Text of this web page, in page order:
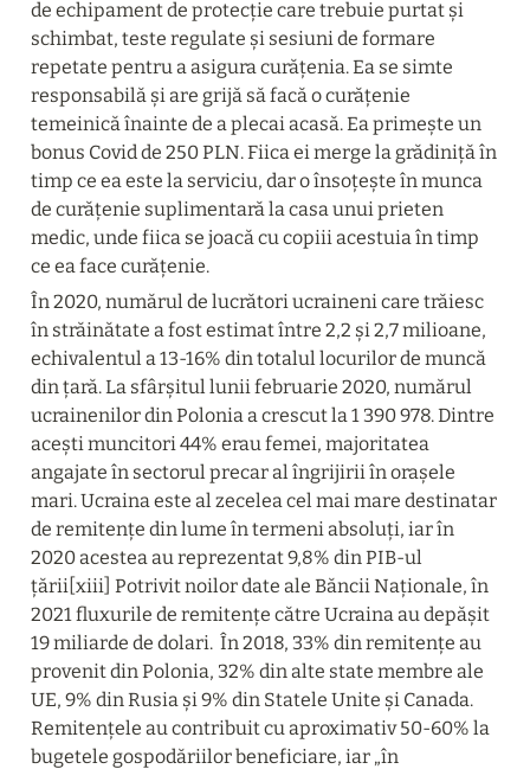
de echipament de protecție care trebuie purtat și
schimbat, teste regulate și sesiuni de formare
repetate pentru a asigura curățenia. Ea se simte
responsabilă și are grijă să facă o curățenie
temeinică înainte de a plecai acasă. Ea primește un
bonus Covid de 250 PLN. Fiica ei merge la grădiniță în
timp ce ea este la serviciu, dar o însoțește în munca
de curățenie suplimentară la casa unui prieten
medic, unde fiica se joacă cu copiii acestuia în timp
ce ea face curățenie.
În 2020, numărul de lucrători ucraineni care trăiesc
în străinătate a fost estimat între 2,2 și 2,7 milioane,
echivalentul a 13-16% din totalul locurilor de muncă
din țară. La sfârșitul lunii februarie 2020, numărul
ucrainenilor din Polonia a crescut la 1 390 978. Dintre
acești muncitori 44% erau femei, majoritatea
angajate în sectorul precar al îngrijirii în orașele
mari. Ucraina este al zecelea cel mai mare destinatar
de remitențe din lume în termeni absoluți, iar în
2020 acestea au reprezentat 9,8% din PIB-ul
țării[xiii] Potrivit noilor date ale Băncii Naționale, în
2021 fluxurile de remitențe către Ucraina au depășit
19 miliarde de dolari.  În 2018, 33% din remitențe au
provenit din Polonia, 32% din alte state membre ale
UE, 9% din Rusia și 9% din Statele Unite și Canada.
Remitențele au contribuit cu aproximativ 50-60% la
bugetele gospodăriilor beneficiare, iar „în